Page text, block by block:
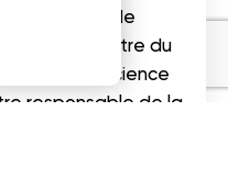
présence de
ministre du
de la Science
responsable de la